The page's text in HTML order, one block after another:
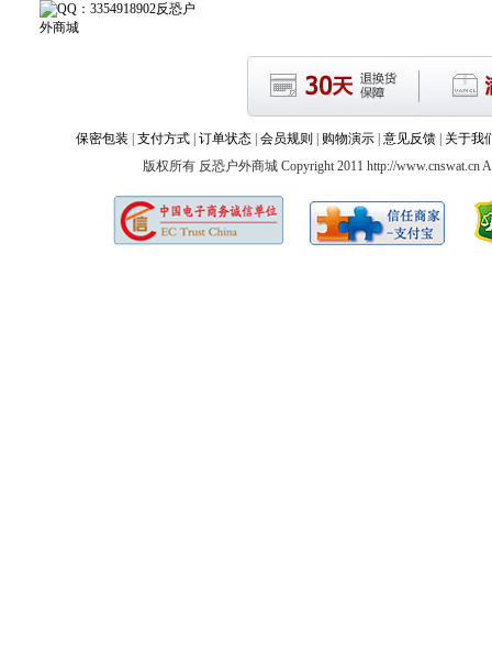
反恐户
外商城
保密包装 支付方式 订单状态 会员规则 购物演示 意见反馈
关于我
版权所有 反恐户外商城 Copyright 2011 http://www.cnswat.cn